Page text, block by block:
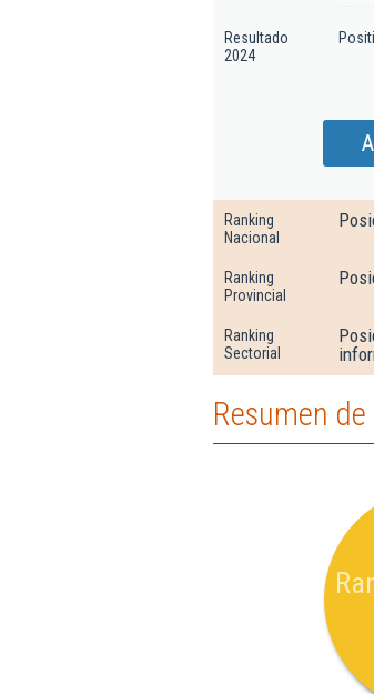
Resultado
2024
Ranking
Nacional
Ranking
Provincial
Ranking
Sectorial
Resumen